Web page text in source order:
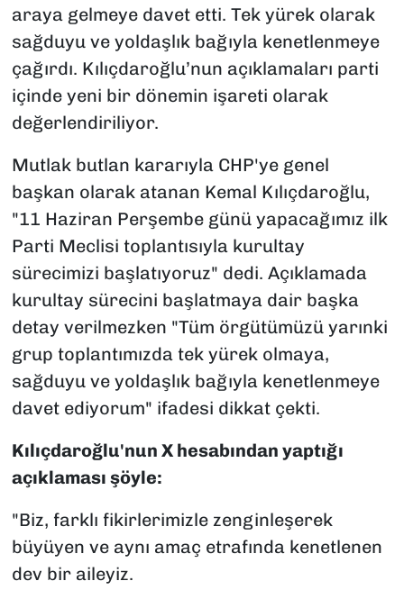
araya gelmeye davet etti. Tek yürek olarak
sağduyu ve yoldaşlık bağıyla kenetlenmeye
çağırdı. Kılıçdaroğlu’nun açıklamaları parti
içinde yeni bir dönemin işareti olarak
değerlendiriliyor.
Mutlak butlan kararıyla CHP'ye genel
başkan olarak atanan Kemal Kılıçdaroğlu,
"11 Haziran Perşembe günü yapacağımız ilk
Parti Meclisi toplantısıyla kurultay
sürecimizi başlatıyoruz" dedi. Açıklamada
kurultay sürecini başlatmaya dair başka
detay verilmezken "Tüm örgütümüzü yarınki
grup toplantımızda tek yürek olmaya,
sağduyu ve yoldaşlık bağıyla kenetlenmeye
davet ediyorum" ifadesi dikkat çekti.
Kılıçdaroğlu'nun X hesabından yaptığı
açıklaması şöyle:
"Biz, farklı fikirlerimizle zenginleşerek
büyüyen ve aynı amaç etrafında kenetlenen
dev bir aileyiz.